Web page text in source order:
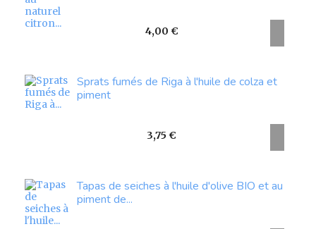
Prix
4,00 €
Sprats fumés de Riga à l'huile de colza et
piment
Prix
3,75 €
Tapas de seiches à l'huile d'olive BIO et au
piment de...